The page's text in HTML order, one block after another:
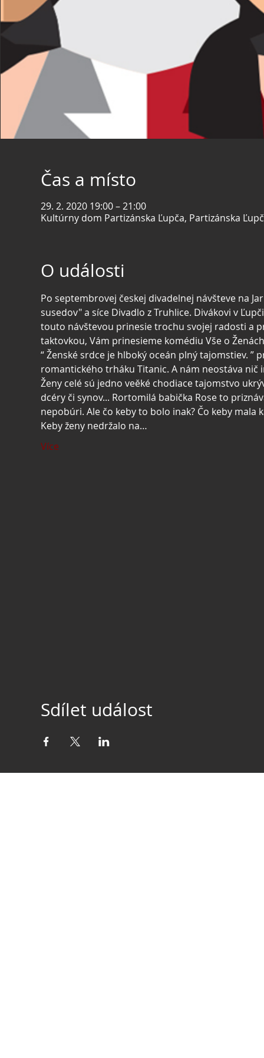
Čas a místo
29. 2. 2020 19:00 – 21:00
Kultúrny dom Partizánska Ľupča, Partizánska
O události
Po septembrovej českej divadelnej návšteve na
susedov" a síce Divadlo z Truhlice. Divákovi v
touto návštevou prinesie trochu svojej radosti a
taktovkou, Vám prinesieme komédiu Vše o
“ Ženské srdce je hlboký oceán plný tajomstiev. ”
romantického trháku Titanic. A nám neostáva nič
Ženy celé sú jedno veěké chodiace tajomstvo
dcéry či synov... Rortomilá babička Rose to
nepobúri. Ale čo keby to bolo inak? Čo keby
Keby ženy nedržalo na…
Více
Sdílet událost